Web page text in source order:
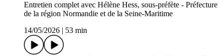
Entretien complet avec Hélène Hess, sous-préfète - Préfecture
de la région Normandie et de la Seine-Maritime
14/05/2026
53 min